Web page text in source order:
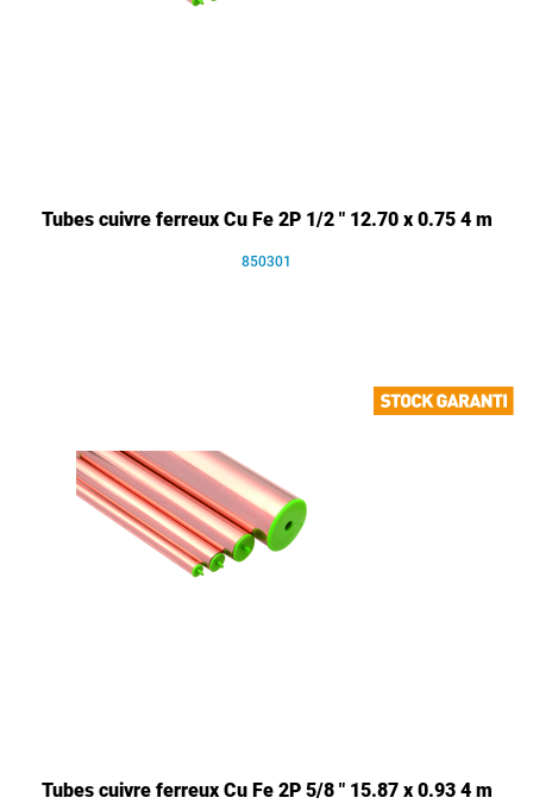
Tubes cuivre ferreux Cu Fe 2P 1/2 " 12.70 x 0.75 4 m
850301
Tubes cuivre ferreux Cu Fe 2P 5/8 " 15.87 x 0.93 4 m